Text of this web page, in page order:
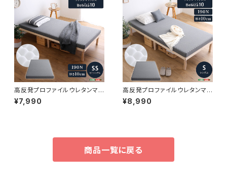
高反発プロファイルウレタンマッ
トレス【Beleza10-ベレーザ・テ
ン-】(セミシングル) ORM-10
¥7,990
高反発プロファイルウレタンマッ
トレス【Beleza10-ベレーザ・テ
ン-】(シングル) ORM-10S
¥8,990
商品一覧に戻る